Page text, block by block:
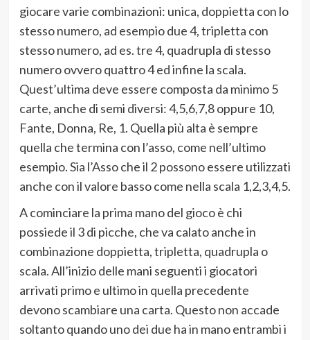
giocare varie combinazioni: unica, doppietta con lo
stesso numero, ad esempio due 4, tripletta con
stesso numero, ad es. tre 4, quadrupla di stesso
numero ovvero quattro 4 ed infine la scala.
Quest’ultima deve essere composta da minimo 5
carte, anche di semi diversi: 4,5,6,7,8 oppure 10,
Fante, Donna, Re, 1. Quella più alta è sempre
quella che termina con l’asso, come nell’ultimo
esempio. Sia l’Asso che il 2 possono essere utilizzati
anche con il valore basso come nella scala 1,2,3,4,5.
A cominciare la prima mano del gioco è chi
possiede il 3 di picche, che va calato anche in
combinazione doppietta, tripletta, quadrupla o
scala. All’inizio delle mani seguenti i giocatori
arrivati primo e ultimo in quella precedente
devono scambiare una carta. Questo non accade
soltanto quando uno dei due ha in mano entrambi i